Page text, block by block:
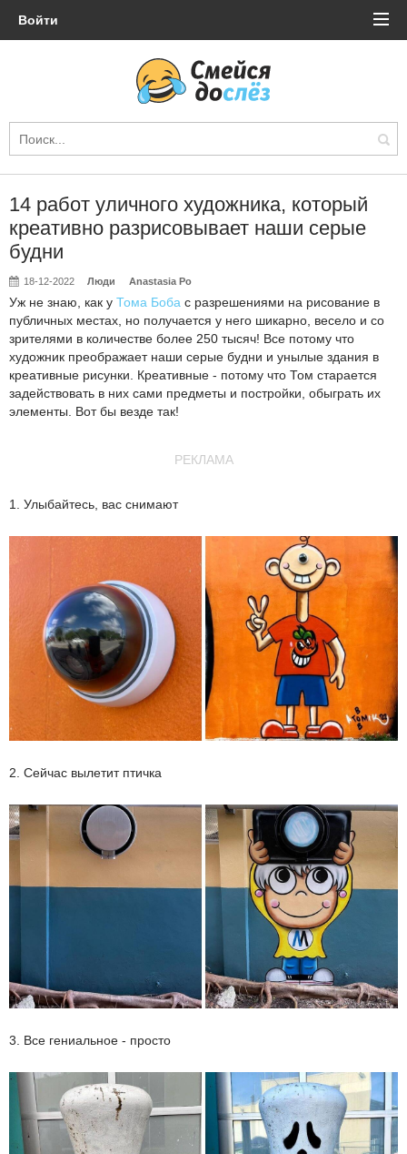
Войти
14 работ уличного художника, который
креативно разрисовывает наши серые
будни
18-12-2022 Люди Anastasia Po
Уж не знаю, как у Тома Боба с разрешениями на рисование в
публичных местах, но получается у него шикарно, весело и со
зрителями в количестве более 250 тысяч! Все потому что
художник преображает наши серые будни и унылые здания в
креативные рисунки. Креативные - потому что Том старается
задействовать в них сами предметы и постройки, обыграть их
элементы. Вот бы везде так!
РЕКЛАМА
1. Улыбайтесь, вас снимают
2. Сейчас вылетит птичка
3. Все гениальное - просто